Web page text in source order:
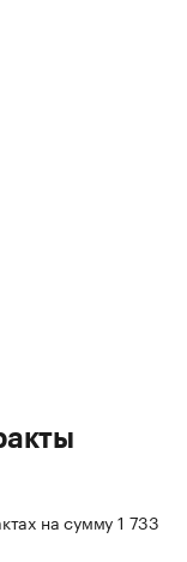
на сумму 1 733